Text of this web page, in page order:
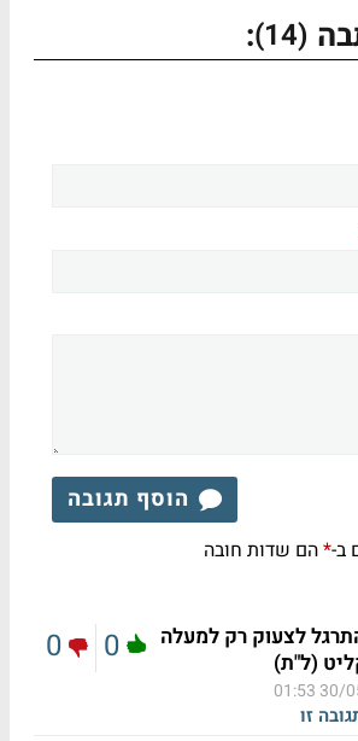
(14)
:
הוסף תגובה
ב-*הם שדות חובה
לצעוק רק למעלה
(ל"ת)
30/05/
זו
0
0